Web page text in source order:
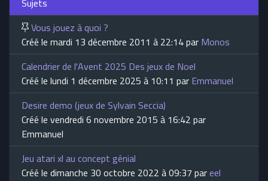
Vous jouez à quoi ?
Créé le mardi 13 décembre 2011 à 22:14 parMonos
Calendrier de l'Avent 2025 Des jeux de Noel
Créé le lundi 1 décembre 2025 à 10:11 parEmmanuel
Desire demo (jeux de Sylvain Seccia)
Créé le vendredi 6 novembre 2015 à 16:42 par
Emmanuel
Jeu atari xl au concept génial
Créé le dimanche 30 octobre 2022 à 09:37 pareel